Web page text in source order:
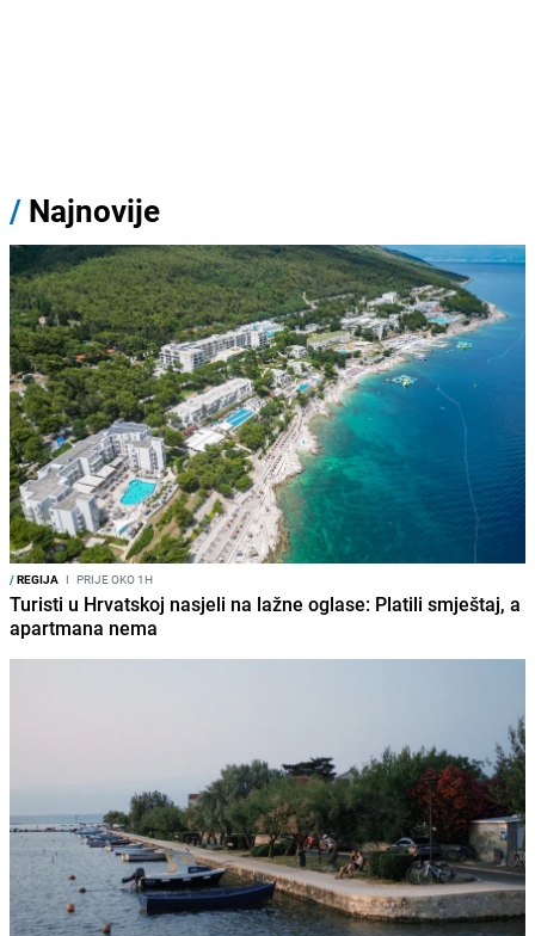
/ Najnovije
/REGIJA I PRIJE OKO 1H
Turisti u Hrvatskoj nasjeli na lažne oglase: Platili smještaj, a
apartmana nema